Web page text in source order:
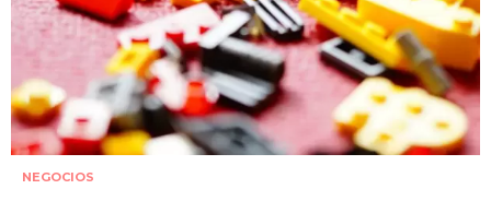
NEGOCIOS